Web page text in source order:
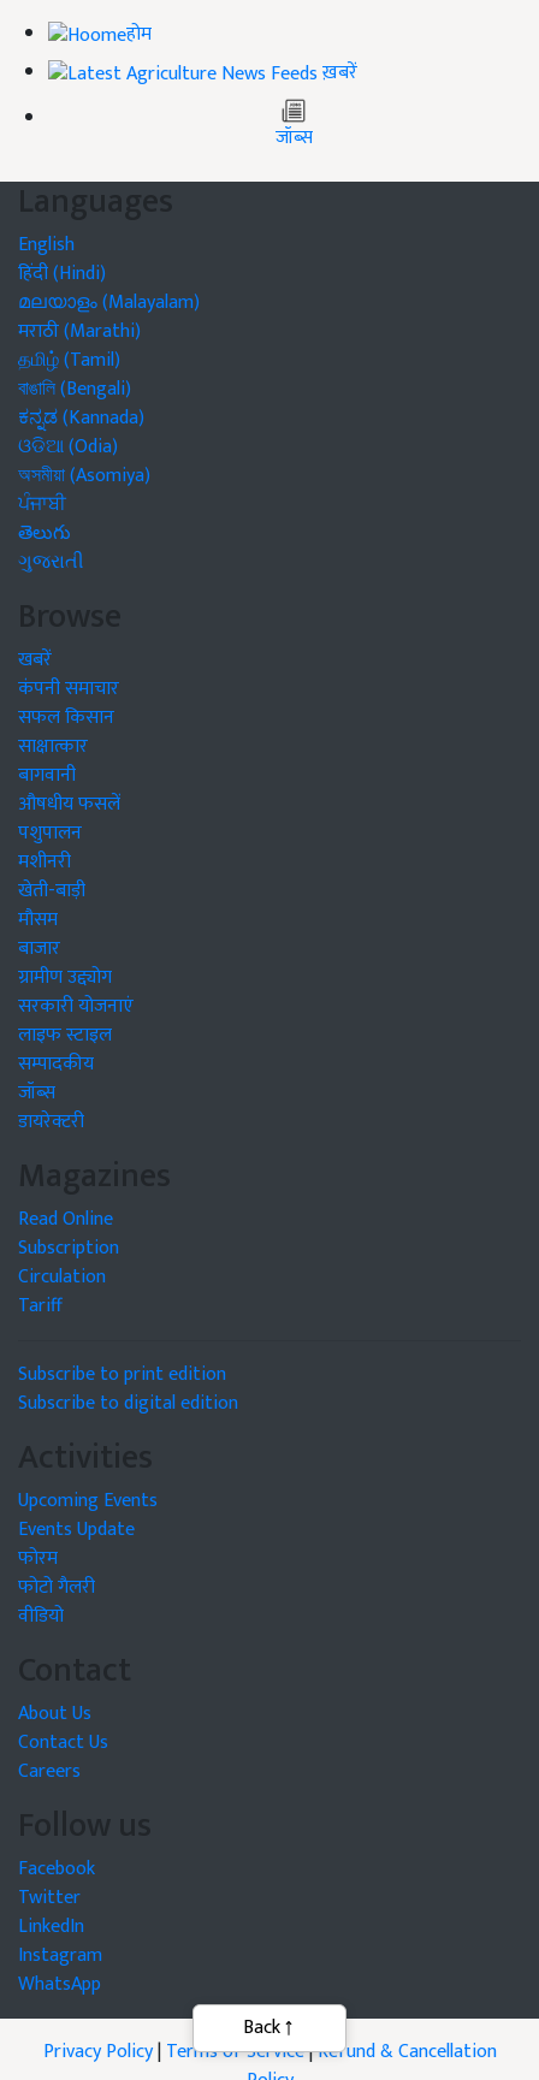
होम
ख़बरें
जॉब्स
Languages
English
हिंदी (Hindi)
മലയാളം (Malayalam)
मराठी (Marathi)
தமிழ் (Tamil)
বাঙালি (Bengali)
ಕನ್ನಡ (Kannada)
ଓଡିଆ (Odia)
অসমীয়া (Asomiya)
ਪੰਜਾਬੀ
తెలుగు
ગુજરાતી
Browse
खबरें
कंपनी समाचार
सफल किसान
साक्षात्कार
बागवानी
औषधीय फसलें
पशुपालन
मशीनरी
खेती-बाड़ी
मौसम
बाजार
ग्रामीण उद्द्योग
सरकारी योजनाएं
लाइफ स्टाइल
सम्पादकीय
जॉब्स
डायरेक्टरी
Magazines
Read Online
Subscription
Circulation
Tariff
Subscribe to print edition
Subscribe to digital edition
Activities
Upcoming Events
Events Update
फोरम
फोटो गैलरी
वीडियो
Contact
About Us
Contact Us
Careers
Follow us
Facebook
Twitter
LinkedIn
Instagram
WhatsApp
Privacy Policy|Terms of Service|Refund & Cancellation